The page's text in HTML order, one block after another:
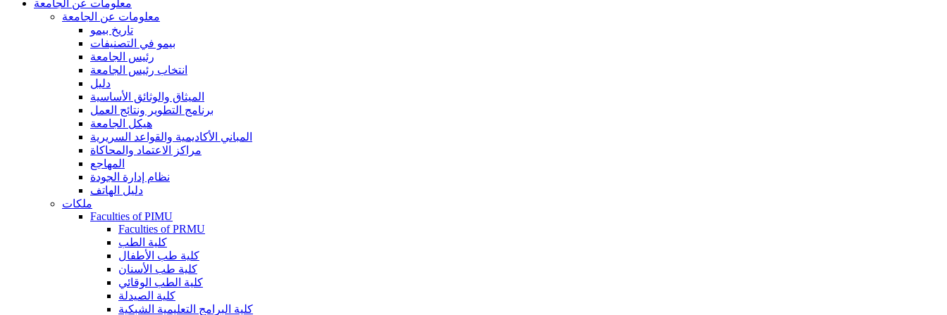
معلومات عن الجامعة
معلومات عن الجامعة
تاريخ بيمو
بيمو في التصنيفات
رئيس الجامعة
انتخاب رئيس الجامعة
دليل
الميثاق والوثائق الأساسية
برنامج التطوير ونتائج العمل
هيكل الجامعة
المباني الأكاديمية والقواعد السريرية
مراكز الاعتماد والمحاكاة
المهاجع
نظام إدارة الجودة
دليل الهاتف
ملكات
Faculties of PIMU
Faculties of PRMU
كلية الطب
كلية طب الأطفال
كلية طب الأسنان
كلية الطب الوقائي
كلية الصيدلة
كلية البرامج التعليمية الشبكية